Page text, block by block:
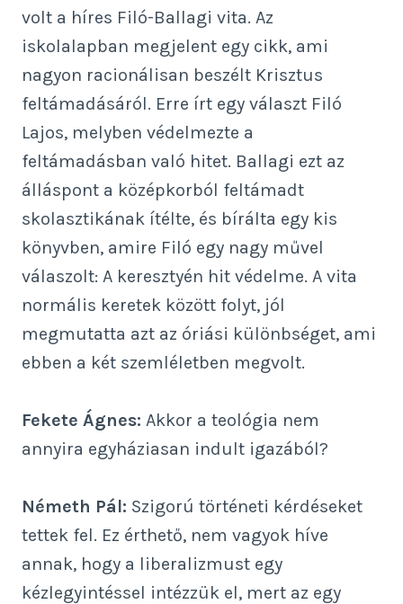
volt a híres Filó-Ballagi vita. Az
iskolalapban megjelent egy cikk, ami
nagyon racionálisan beszélt Krisztus
feltámadásáról. Erre írt egy választ Filó
Lajos, melyben védelmezte a
feltámadásban való hitet. Ballagi ezt az
álláspont a középkorból feltámadt
skolasztikának ítélte, és bírálta egy kis
könyvben, amire Filó egy nagy művel
válaszolt: A keresztyén hit védelme. A vita
normális keretek között folyt, jól
megmutatta azt az óriási különbséget, ami
ebben a két szemléletben megvolt.
Fekete Ágnes: Akkor a teológia nem
annyira egyháziasan indult igazából?
Németh Pál: Szigorú történeti kérdéseket
tettek fel. Ez érthető, nem vagyok híve
annak, hogy a liberalizmust egy
kézlegyintéssel intézzük el, mert az egy